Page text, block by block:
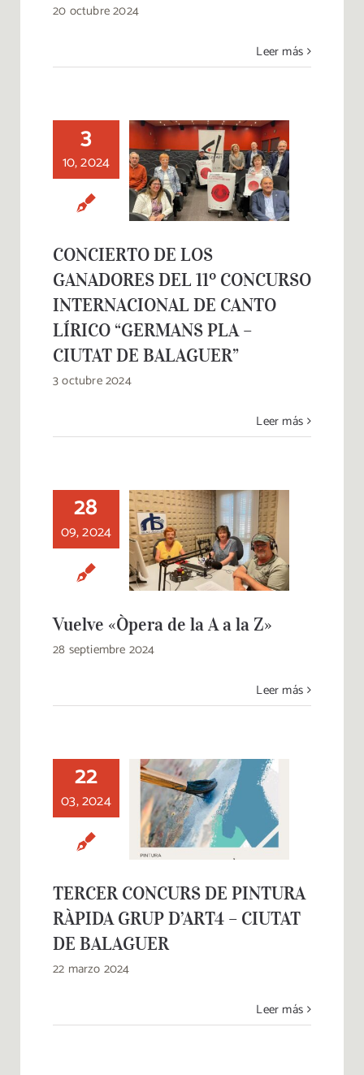
20 octubre 2024
Leer más
3
10, 2024
CONCIERTO DE
LOS GANADORES
DEL 11º CONCURSO
INTERNACIONAL
DE CANTO LÍRICO
“GERMANS PLA –
BALAGUER”
CONCIERTO DE LOS
GANADORES DEL 11º CONCURSO
INTERNACIONAL DE CANTO
LÍRICO “GERMANS PLA –
CIUTAT DE BALAGUER”
3 octubre 2024
Leer más
28
09, 2024
Vuelve «Òpera de la
A a la Z»
Vuelve «Òpera de la A a la Z»
28 septiembre 2024
Leer más
22
03, 2024
TERCER CONCURS
DE PINTURA
RÀPIDA GRUP
D’ART4 – CIUTAT
TERCER CONCURS DE PINTURA
RÀPIDA GRUP D’ART4 – CIUTAT
DE BALAGUER
22 marzo 2024
Leer más